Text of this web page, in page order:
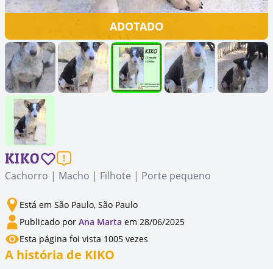
ADOTADO
KIKO
Cachorro | Macho | Filhote | Porte pequeno
Está em São Paulo, São Paulo
Publicado por Ana Marta em 28/06/2025
Esta página foi vista 1005 vezes
A história de KIKO